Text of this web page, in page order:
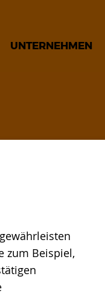
zum Beispiel,
UNTERNEHMEN
Simon.